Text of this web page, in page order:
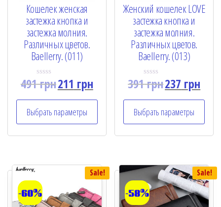
Кошелек женская
застежка кнопка и
застежка молния.
Различных цветов.
Baellerry. (011)
R
d
0
o
u
5
491грн211 грн
Выбрать параметры
Женский кошелек LOVE
застежка кнопка и
застежка молния.
Различных цветов.
Baellerry. (013)
R
d
0
o
u
5
391грн237 грн
Выбрать параметры
Sale!
-60%
Sale!
-58%